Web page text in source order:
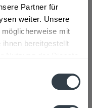
Partner für
weiter. Unsere
mit
bereitgestellt